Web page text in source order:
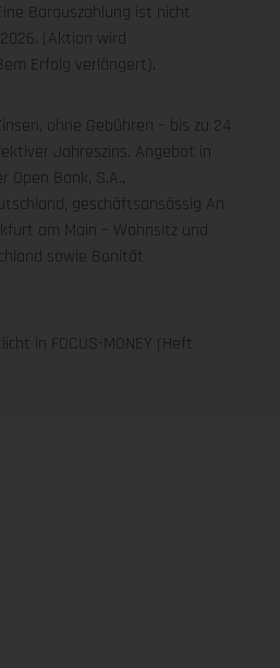
Barauszahlung ist nicht
(Aktion wird
Erfolg verlängert).
ohne Gebühren – bis zu 24
Jahreszins. Angebot in
Bank, S.A.,
geschäftsansässig An
am Main – Wohnsitz und
sowie Bonität
in FOCUS-MONEY (Heft